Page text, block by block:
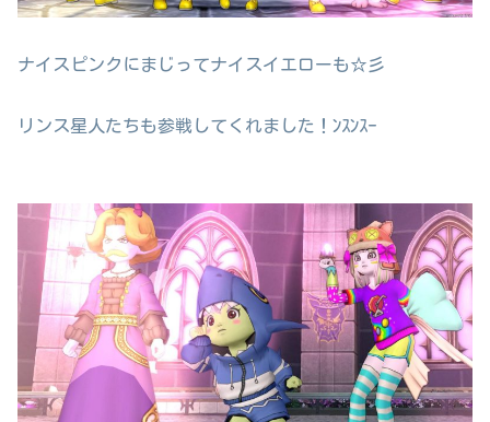
ナイスピンクにまじってナイスイエローも☆彡
リンス星人たちも参戦してくれました！ﾝｽﾝｽｰ